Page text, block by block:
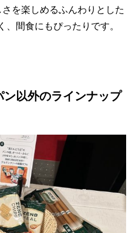
を楽しめるふんわりとした
間食にもぴったりです。
以外のラインナップ